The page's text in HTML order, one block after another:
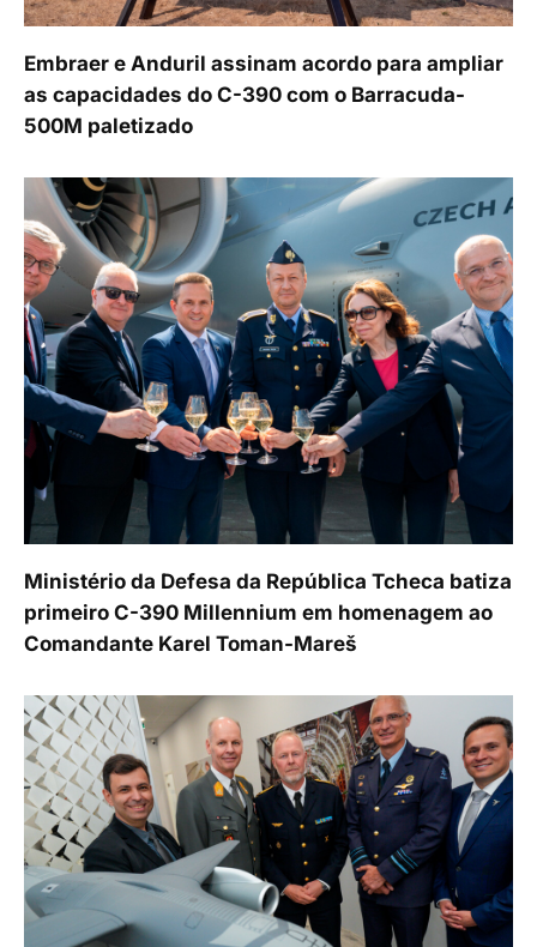
Embraer e Anduril assinam acordo para ampliar
as capacidades do C-390 com o Barracuda-
500M paletizado
Ministério da Defesa da República Tcheca batiza
primeiro C-390 Millennium em homenagem ao
Comandante Karel Toman-Mareš